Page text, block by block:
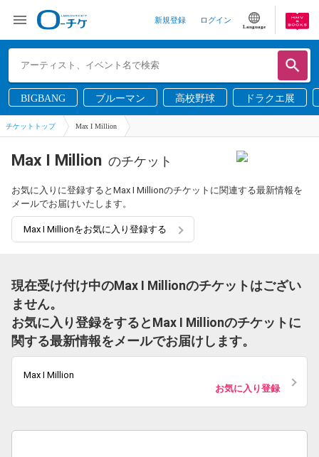
新規登録 ログイン
Language
BIGBANG ブルーマン 高校野球 ドラクエ展
チケットトップ Max I Million
Max I Million のチケット
お気に入りに登録するとMax I Millionのチケットに関連する最新情報を
メールでお届けいたします。
Max I Millionをお気に入り登録する
現在受け付け中のMax I Millionのチケットはござい
ません。
お気に入り登録をするとMax I Millionのチケットに
関する最新情報をメールでお届けします。
Max I Million
お気に入り登録